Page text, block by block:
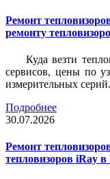
Ремонт
ремонту
Куда везти
сервисов, цены по
измерительных серий.
Подробнее
30.07.2026
Ремонт
тепловизоров iRay